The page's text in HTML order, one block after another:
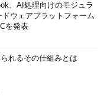
、AI処理向けのモジュラ
ドウェアプラットフォーム
を発表
れるその仕組みとは